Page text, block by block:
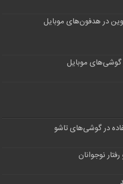
در هدفون‌های موبایل
گوشی‌های موبایل
در گوشی‌های تاشو
نوجوانان